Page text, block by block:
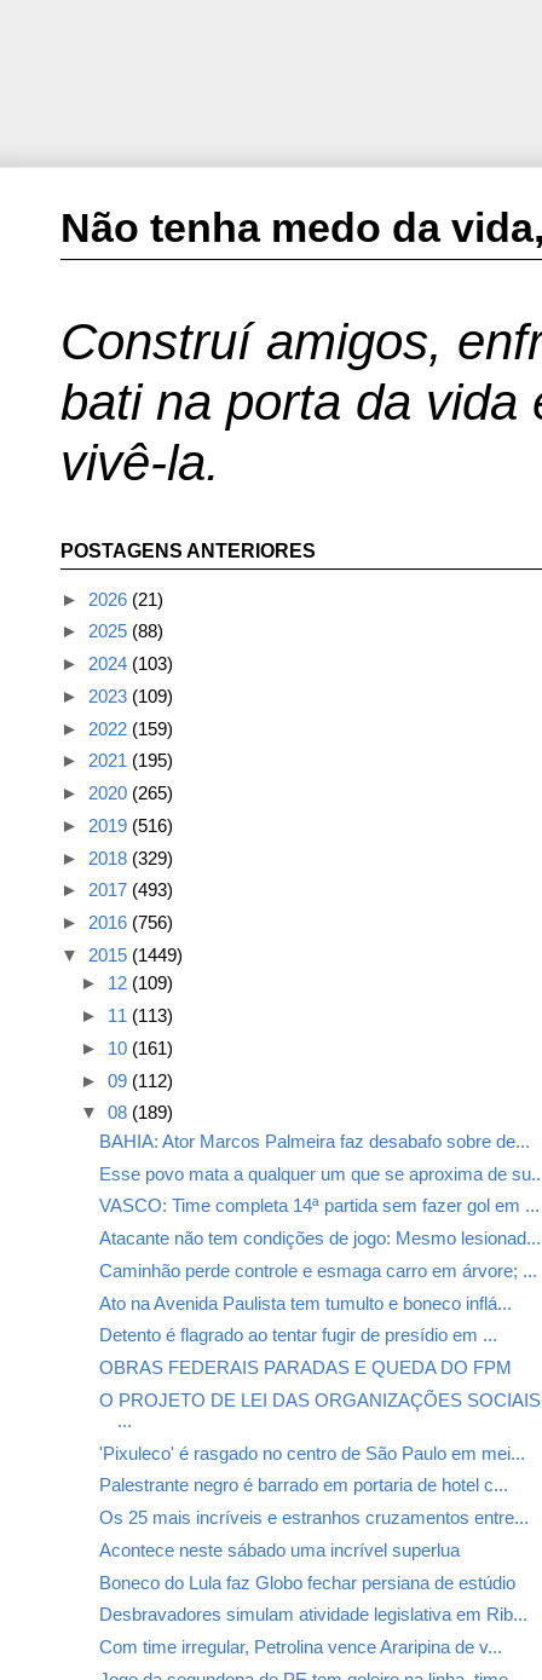
Não tenha medo da
Construí amigos,
bati na porta da vida
vivê-la.
POSTAGENS ANTERIORES
► 2026 (21)
► 2025 (88)
► 2024 (103)
► 2023 (109)
► 2022 (159)
► 2021 (195)
► 2020 (265)
► 2019 (516)
► 2018 (329)
► 2017 (493)
► 2016 (756)
▼ 2015 (1449)
► 12 (109)
► 11 (113)
► 10 (161)
► 09 (112)
▼ 08 (189)
BAHIA: Ator Marcos Palmeira faz desabafo sobre de...
Esse povo mata a qualquer um que se aproxima de
VASCO: Time completa 14ª partida sem fazer gol em ...
Atacante não tem condições de jogo: Mesmo lesionad...
Caminhão perde controle e esmaga carro em árvore; ...
Ato na Avenida Paulista tem tumulto e boneco inflá...
Detento é flagrado ao tentar fugir de presídio em ...
OBRAS FEDERAIS PARADAS E QUEDA DO FPM
O PROJETO DE LEI DAS ORGANIZAÇÕES
...
'Pixuleco' é rasgado no centro de São Paulo em mei...
Palestrante negro é barrado em portaria de hotel c...
Os 25 mais incríveis e estranhos cruzamentos entre...
Acontece neste sábado uma incrível superlua
Boneco do Lula faz Globo fechar persiana de estúdio
Desbravadores simulam atividade legislativa em Rib...
Com time irregular, Petrolina vence Araripina de v...